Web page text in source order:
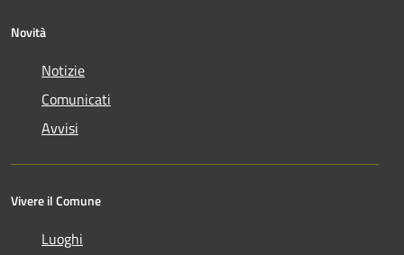
Novità
Notizie
Comunicati
Avvisi
Vivere il Comune
Luoghi